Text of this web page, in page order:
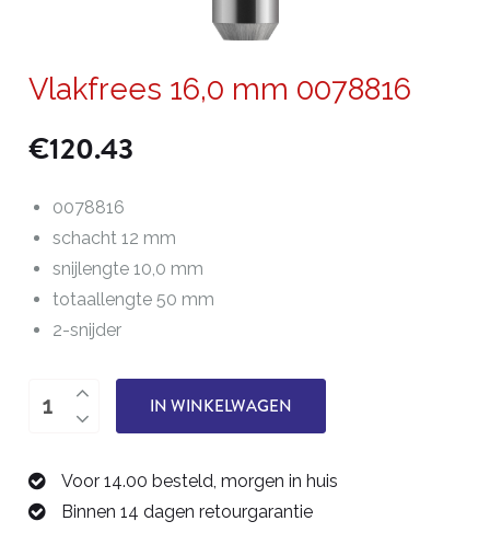
Vlakfrees 16,0 mm 0078816
€120.43
0078816
schacht 12 mm
snijlengte 10,0 mm
totaallengte 50 mm
2-snijder
Vlakfrees
0078816
aantal
IN WINKELWAGEN
Voor 14.00 besteld, morgen in huis
Binnen 14 dagen retourgarantie